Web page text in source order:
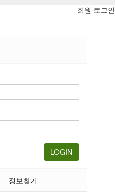
회원 로그인
LOGIN
정보찾기